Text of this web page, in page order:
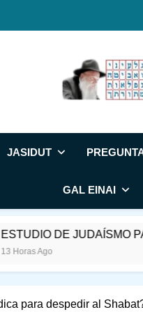
Gal
JASIDUT
GAL EINAI
JUDAÍSMO
para despedir al